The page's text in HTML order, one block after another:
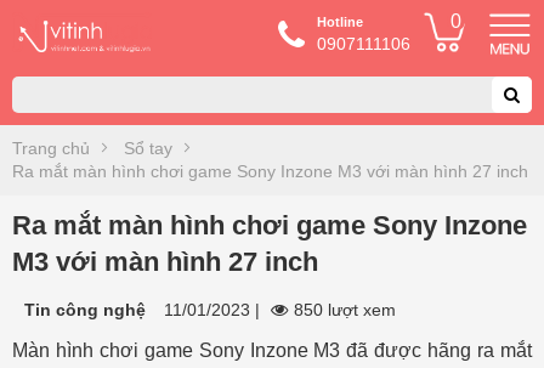
Hotline
0907111106
0
Trang chủ
Sổ tay
Ra mắt màn hình chơi game Sony Inzone M3 với màn hình 27 inch
Ra mắt màn hình chơi game Sony Inzone
M3 với màn hình 27 inch
Tin công nghệ 11/01/2023 | 850 lượt xem
Màn hình chơi game Sony Inzone M3 đã được hãng ra mắt